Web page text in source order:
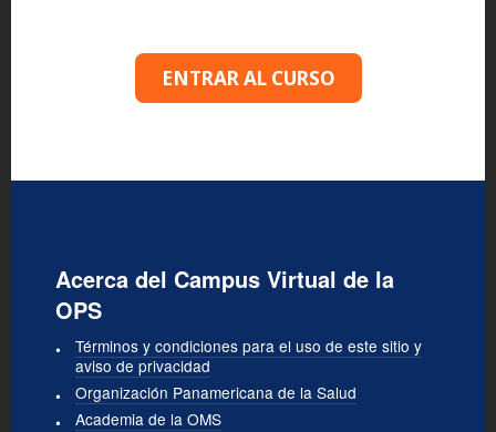
ENTRAR AL CURSO
Acerca del Campus Virtual de la
OPS
Términos y condiciones para el uso de este sitio y
aviso de privacidad
Organización Panamericana de la Salud
Academia de la OMS